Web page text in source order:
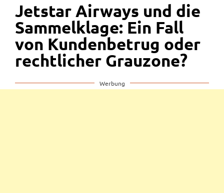
Jetstar Airways und die
Sammelklage: Ein Fall
von Kundenbetrug oder
rechtlicher Grauzone?
Werbung